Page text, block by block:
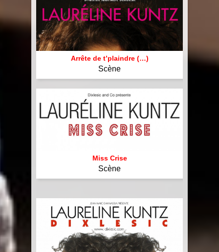
Arrête de t’plaindre (…)
Scène
Miss Crise
Scène